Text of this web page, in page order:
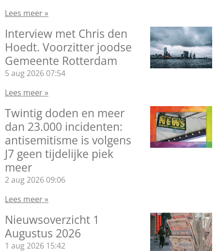
Lees meer »
Interview met Chris den
Hoedt. Voorzitter joodse
Gemeente Rotterdam
5 aug 2026 07:54
Lees meer »
Twintig doden en meer
dan 23.000 incidenten:
antisemitisme is volgens
J7 geen tijdelijke piek
meer
2 aug 2026 09:06
Lees meer »
Nieuwsoverzicht 1
Augustus 2026
1 aug 2026 15:42